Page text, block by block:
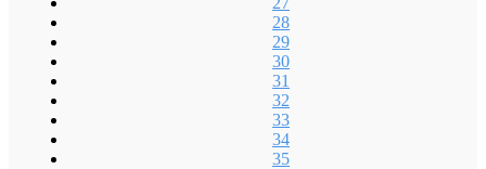
28
29
30
31
32
33
34
35